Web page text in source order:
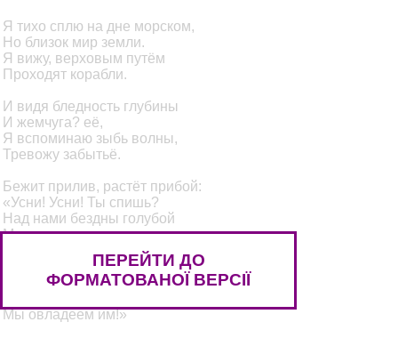
Я тихо сплю на дне морском,
Но близок мир земли.
Я вижу, верховым путём
Проходят корабли.
И видя бледность глубины
И жемчуга? её,
Я вспоминаю зыбь волны,
Тревожу забытьё.
Бежит прилив, растёт прибой:
«Усни! Усни! Ты спишь?
Над нами бездны голубой
Молитвенная тишь».
Поёт прибой, растёт прилив:
«Проснись! Проснись! Бежим!
Мы овладеем им!»
ПЕРЕЙТИ ДО
ФОРМАТОВАНОЇ ВЕРСІЇ